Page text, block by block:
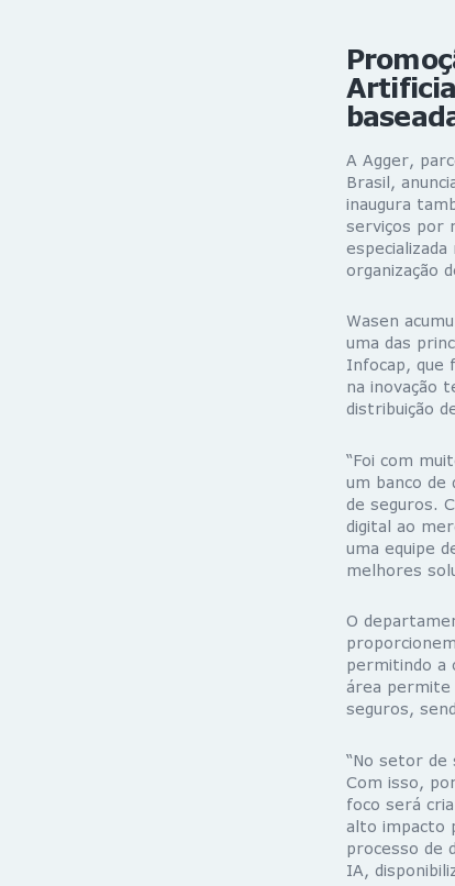
A Agger,
Brasil,
inaugura
serviços por
organização
Wasen
uma das
Infocap, que
na inovação
distribuição
“Foi com
um banco de
de seguros.
digital ao
uma equipe
melhores
O
permitindo a
área permite
seguros,
“No setor de
Com isso,
foco será
alto impacto
processo de
IA,